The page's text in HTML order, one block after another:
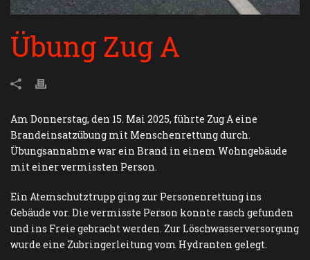
Übung Zug A
Am Donnerstag, den 15. Mai 2025, führte Zug A eine
Brandeinsatzübung mit Menschenrettung durch.
Übungsannahme war ein Brand in einem Wohngebäude
mit einer vermissten Person.
Ein Atemschutztrupp ging zur Personenrettung ins
Gebäude vor. Die vermisste Person konnte rasch gefunden
und ins Freie gebracht werden. Zur Löschwasserversorgung
wurde eine Zubringerleitung vom Hydranten gelegt.